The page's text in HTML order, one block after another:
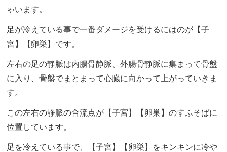
ゃいます。
足が冷えている事で一番ダメージを受けるにはのが【子
宮】【卵巣】です。
左右の足の静脈は内腸骨静脈、外腸骨静脈に集まって骨盤
に入り、骨盤でまとまって心臓に向かって上がっていきま
す。
この左右の静脈の合流点が【子宮】【卵巣】のすふそばに
位置しています。
足を冷えている事で、【子宮】【卵巣】をキンキンに冷や